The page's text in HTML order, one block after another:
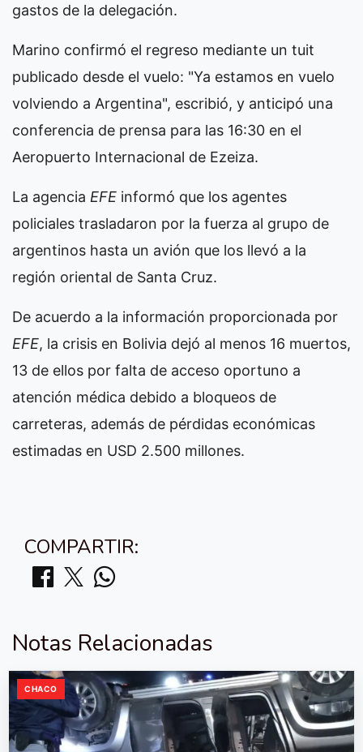
gastos de la delegación.
Marino confirmó el regreso mediante un tuit
publicado desde el vuelo: "Ya estamos en vuelo
volviendo a Argentina", escribió, y anticipó una
conferencia de prensa para las 16:30 en el
Aeropuerto Internacional de Ezeiza.
La agencia EFE informó que los agentes
policiales trasladaron por la fuerza al grupo de
argentinos hasta un avión que los llevó a la
región oriental de Santa Cruz.
De acuerdo a la información proporcionada por
EFE, la crisis en Bolivia dejó al menos 16 muertos,
13 de ellos por falta de acceso oportuno a
atención médica debido a bloqueos de
carreteras, además de pérdidas económicas
estimadas en USD 2.500 millones.
COMPARTIR:
Notas Relacionadas
CHACO